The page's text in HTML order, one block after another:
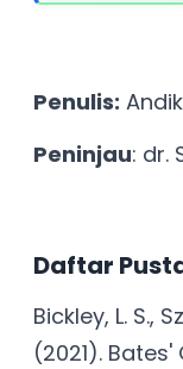
Penulis:
Peninjau: dr.
Daftar
Bickley, L. S.,
(2021).